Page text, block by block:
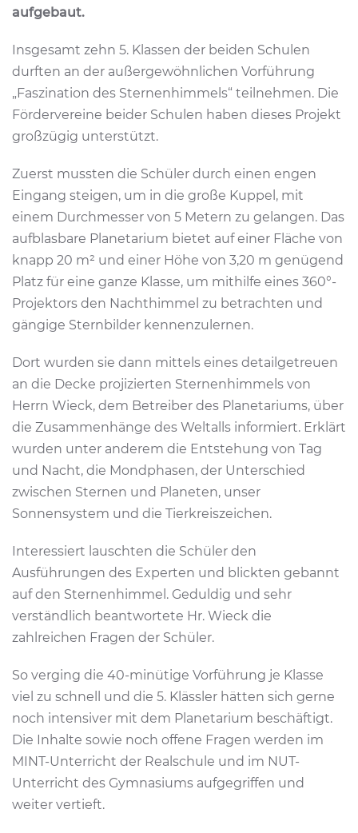
aufgebaut.
Insgesamt zehn 5. Klassen der beiden Schulen
durften an der außergewöhnlichen Vorführung
„Faszination des Sternenhimmels“ teilnehmen. Die
Fördervereine beider Schulen haben dieses Projekt
großzügig unterstützt.
Zuerst mussten die Schüler durch einen engen
Eingang steigen, um in die große Kuppel, mit
einem Durchmesser von 5 Metern zu gelangen. Das
aufblasbare Planetarium bietet auf einer Fläche von
knapp 20 m² und einer Höhe von 3,20 m genügend
Platz für eine ganze Klasse, um mithilfe eines 360°-
Projektors den Nachthimmel zu betrachten und
gängige Sternbilder kennenzulernen.
Dort wurden sie dann mittels eines detailgetreuen
an die Decke projizierten Sternenhimmels von
Herrn Wieck, dem Betreiber des Planetariums, über
die Zusammenhänge des Weltalls informiert. Erklärt
wurden unter anderem die Entstehung von Tag
und Nacht, die Mondphasen, der Unterschied
zwischen Sternen und Planeten, unser
Sonnensystem und die Tierkreiszeichen.
Interessiert lauschten die Schüler den
Ausführungen des Experten und blickten gebannt
auf den Sternenhimmel. Geduldig und sehr
verständlich beantwortete Hr. Wieck die
zahlreichen Fragen der Schüler.
So verging die 40-minütige Vorführung je Klasse
viel zu schnell und die 5. Klässler hätten sich gerne
noch intensiver mit dem Planetarium beschäftigt.
Die Inhalte sowie noch offene Fragen werden im
MINT-Unterricht der Realschule und im NUT-
Unterricht des Gymnasiums aufgegriffen und
weiter vertieft.